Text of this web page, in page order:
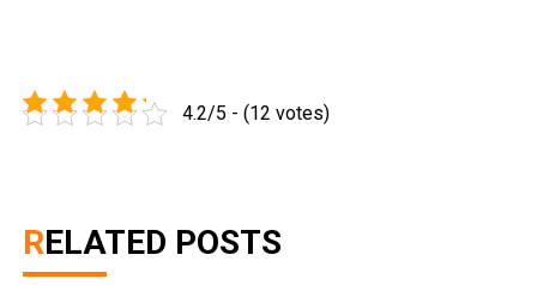
4.2/5 - (12 votes)
RELATED POSTS